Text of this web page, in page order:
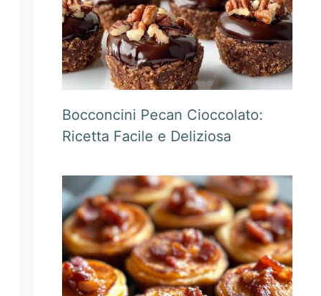
Bocconcini Pecan Cioccolato:
Ricetta Facile e Deliziosa